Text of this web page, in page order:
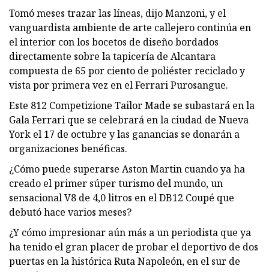
Tomó meses trazar las líneas, dijo Manzoni, y el
vanguardista ambiente de arte callejero continúa en
el interior con los bocetos de diseño bordados
directamente sobre la tapicería de Alcantara
compuesta de 65 por ciento de poliéster reciclado y
vista por primera vez en el Ferrari Purosangue.
Este 812 Competizione Tailor Made se subastará en la
Gala Ferrari que se celebrará en la ciudad de Nueva
York el 17 de octubre y las ganancias se donarán a
organizaciones benéficas.
¿Cómo puede superarse Aston Martin cuando ya ha
creado el primer súper turismo del mundo, un
sensacional V8 de 4,0 litros en el DB12 Coupé que
debutó hace varios meses?
¿Y cómo impresionar aún más a un periodista que ya
ha tenido el gran placer de probar el deportivo de dos
puertas en la histórica Ruta Napoleón, en el sur de